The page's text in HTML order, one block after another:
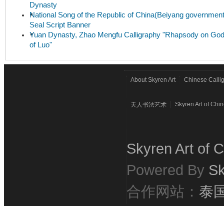
Dynasty
National Song of the Republic of China(Beiyang
Seal Script Banner
Yuan Dynasty, Zhao Mengfu Calligraphy "Rhapsody on
of Luo"
About Skyren Art Chinese
天人书法艺术 Skyren Art of
Skyren Art of
Powered By
合作网站： 泰